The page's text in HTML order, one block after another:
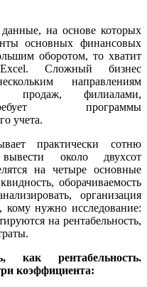
на основе которых
основных финансовых
оборотом, то хватит
Сложный бизнес
направлениям
продаж, филиалами,
программы
учета.
практически сотню
около двухсот
на четыре основные
оборачиваемость
организация
кому нужно исследование:
на рентабельность,
как рентабельность.
коэффициента: